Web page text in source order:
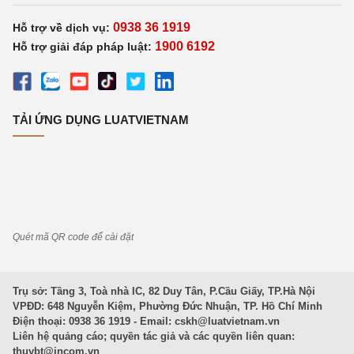
Hỗ trợ về dịch vụ: 0938 36 1919
Hỗ trợ giải đáp pháp luật: 1900 6192
TẢI ỨNG DỤNG LUATVIETNAM
Quét mã QR code để cài đặt
Trụ sở: Tầng 3, Toà nhà IC, 82 Duy Tân, P.Cầu Giấy, TP.Hà Nội
VPĐD: 648 Nguyễn Kiệm, Phường Đức Nhuận, TP. Hồ Chí Minh
Điện thoại: 0938 36 1919 - Email: cskh@luatvietnam.vn
Liên hệ quảng cáo; quyền tác giả và các quyền liên quan:
thuybt@incom.vn